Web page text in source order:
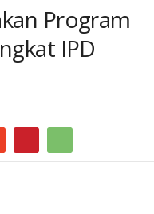
Program
IPD